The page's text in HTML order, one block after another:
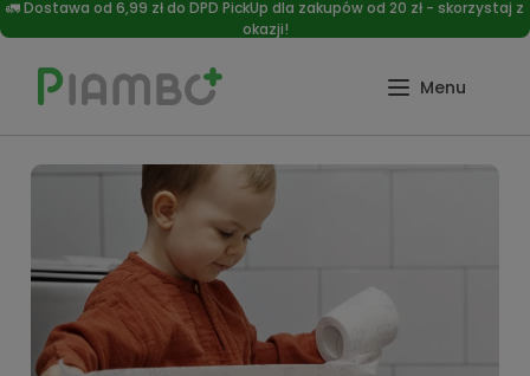
🚛 Dostawa od 6,99 zł do DPD PickUp dla zakupów od 20 zł - skorzystaj z
okazji!